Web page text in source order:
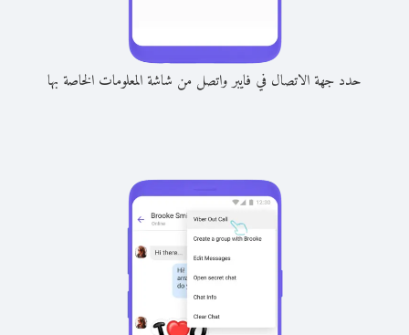
حدد جهة الاتصال في فايبر واتصل من شاشة المعلومات الخاصة بها